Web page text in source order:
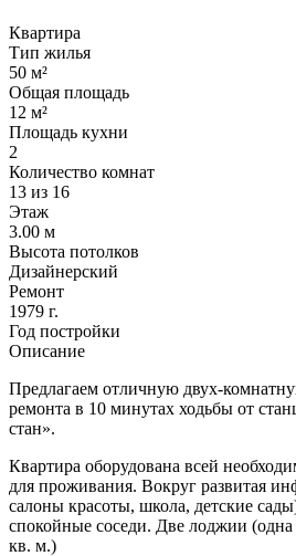
Квартира
Тип жилья
50 м²
Общая площадь
12 м²
Площадь кухни
2
Количество комнат
13 из 16
Этаж
3.00 м
Высота потолков
Дизайнерский
Ремонт
1979 г.
Год постройки
Описание
Предлагаем отличную двух-
ремонта в 10 минутах ходьбы от
стан».
Квартира оборудована всей
для проживания. Вокруг развитая
салоны красоты, школа, детские
спокойные соседи. Две лоджии (одна
кв. м.)